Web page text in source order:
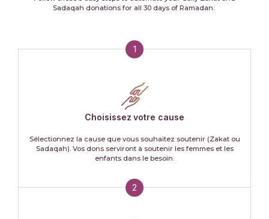
Sadaqah donations for all 30 days of Ramadan:
1
Choisissez votre cause
Sélectionnez la cause que vous souhaitez soutenir (Zakat ou
Sadaqah). Vos dons serviront à soutenir les femmes et les
enfants dans le besoin.
2